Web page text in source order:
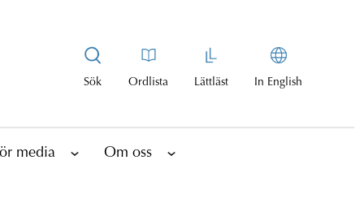
Sök Ordlista Lättläst In English
media Om oss